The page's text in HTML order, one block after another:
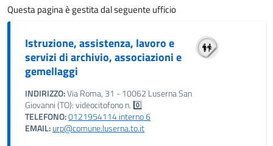
Questa pagina è gestita dal seguente ufficio
Istruzione, assistenza, lavoro e
servizi di archivio, associazioni e
gemellaggi
INDIRIZZO:Via Roma, 31 - 10062 Luserna San
Giovanni (TO): videocitofono n. 0️⃣
TELEFONO:0121954114 interno 6
EMAIL:urp@comune.luserna.to.it